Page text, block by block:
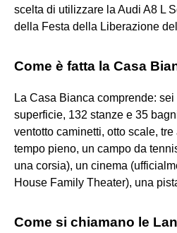
scelta di utilizzare la Audi A8 L
della Festa della Liberazione
Come è fatta la Casa
La Casa Bianca comprende:
superficie, 132 stanze e 35
ventotto caminetti, otto scale,
tempo pieno, un campo da
una corsia), un cinema
House Family Theater), una
Come si chiamano le